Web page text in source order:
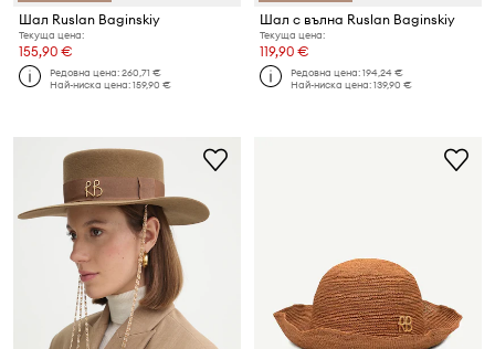
Шал Ruslan Baginskiy
Текуща цена:
155,90 €
Редовна цена:260,71 €
Най-ниска цена:159,90 €
Шал с вълна Ruslan Baginskiy
Текуща цена:
119,90 €
Редовна цена:194,24 €
Най-ниска цена:139,90 €